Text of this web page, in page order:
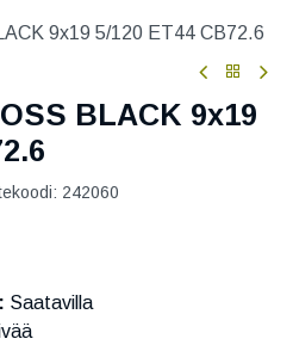
9x19 5/120 ET44 CB72.6
BLACK 9x19
242060
Saatavilla